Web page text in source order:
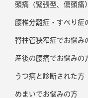
頭痛（緊張型、偏頭痛
腰椎分離症・すべり症
脊柱管狭窄症でお悩み
産後の腰痛でお悩みの
うつ病と診断された方
めまいでお悩みの方